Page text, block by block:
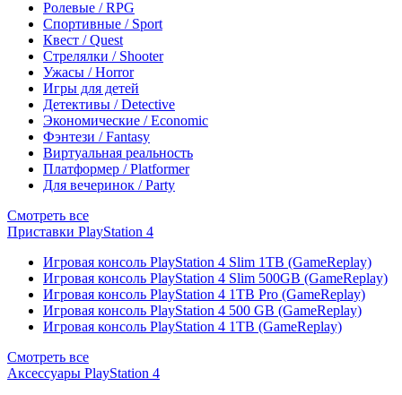
Ролевые / RPG
Спортивные / Sport
Квест / Quest
Стрелялки / Shooter
Ужасы / Horror
Игры для детей
Детективы / Detective
Экономические / Economic
Фэнтези / Fantasy
Виртуальная реальность
Платформер / Platformer
Для вечеринок / Party
Смотреть все
Приставки PlayStation 4
Игровая консоль PlayStation 4 Slim 1TB (GameReplay)
Игровая консоль PlayStation 4 Slim 500GB (GameReplay)
Игровая консоль PlayStation 4 1TB Pro (GameReplay)
Игровая консоль PlayStation 4 500 GB (GameReplay)
Игровая консоль PlayStation 4 1TB (GameReplay)
Смотреть все
Аксессуары PlayStation 4